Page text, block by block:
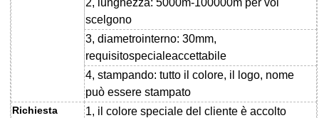
scelgono
3, diametrointerno: 30mm,
requisitospecialeaccettabile
4, stampando: tutto il colore, il logo, nome
può essere stampato
Richiesta
1, il colore speciale del cliente è accolto